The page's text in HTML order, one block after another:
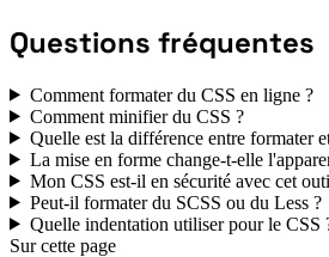
Questions fréquentes
Comment formater du CSS en ligne ?
Comment minifier du CSS ?
Quelle est la différence entre formater
La mise en forme change-t-elle
Mon CSS est-il en sécurité avec cet
Peut-il formater du SCSS ou du Less ?
Quelle indentation utiliser pour le CSS
Sur cette page